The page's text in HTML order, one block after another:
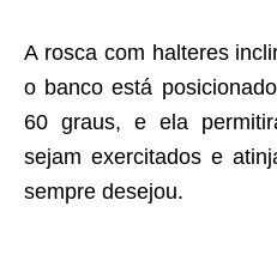
A rosca com halteres
o banco está
60 graus, e ela
sejam exercitados e
sempre desejou.